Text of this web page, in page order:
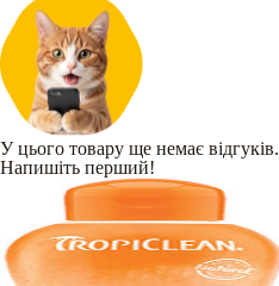
У цього товару ще немає відгуків.
Напишіть перший!